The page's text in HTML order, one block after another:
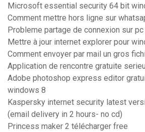
Microsoft essential security 64 bit
Comment mettre hors ligne sur
Probleme partage de connexion sur pc
Mettre à jour internet explorer pour
Comment envoyer par mail un gros
Application de rencontre gratuite
Adobe photoshop express editor
windows 8
Kaspersky internet security latest
(email delivery in 2 hours- no cd)
Princess maker 2 télécharger free